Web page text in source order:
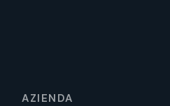
AZIENDA